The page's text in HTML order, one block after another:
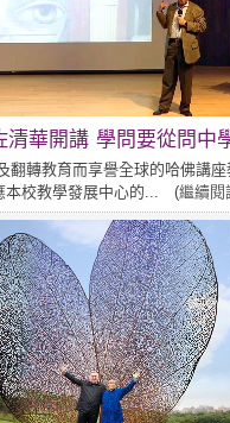
清華開講 學問要從問中
翻轉教育而享譽全球的哈佛講
本校教學發展中心的... (繼續閱